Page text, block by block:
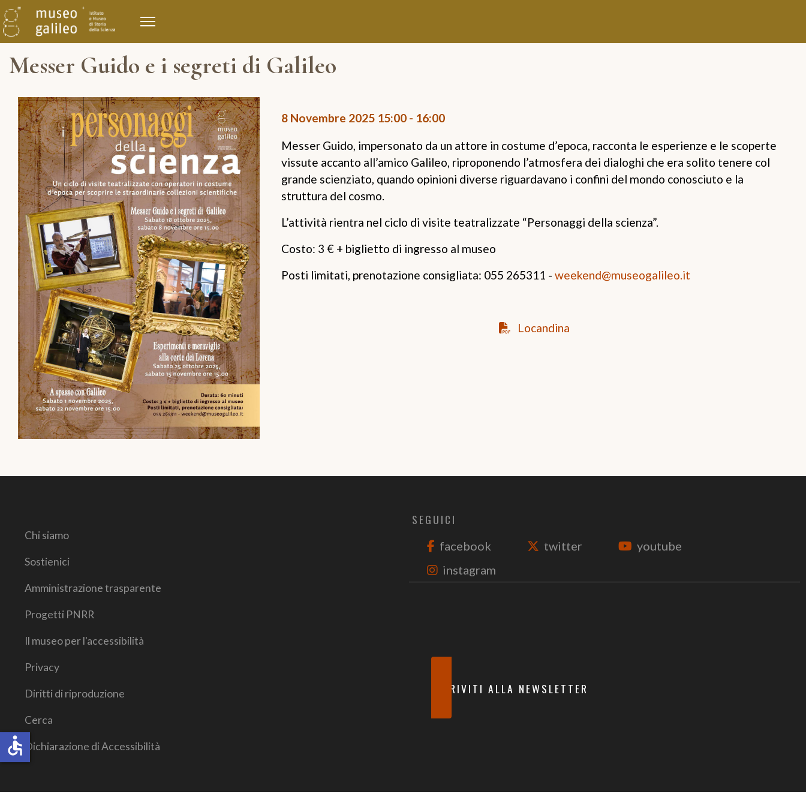
Messer Guido e i segreti di Galileo
8 Novembre 2025 15:00 - 16:00
Messer Guido, impersonato da un attore in costume d’epoca, racconta le esperienze e le scoperte
vissute accanto all’amico Galileo, riproponendo l’atmosfera dei dialoghi che era solito tenere col
grande scienziato, quando opinioni diverse riguardavano i confini del mondo conosciuto e la
struttura del cosmo.
L’attività rientra nel ciclo di visite teatralizzate “Personaggi della scienza”.
Costo: 3 € + biglietto di ingresso al museo
Posti limitati, prenotazione consigliata: 055 265311 - weekend@museogalileo.it
Locandina
Chi siamo
Sostienici
Amministrazione trasparente
Progetti PNRR
Il museo per l'accessibilità
Privacy
Diritti di riproduzione
Cerca
Dichiarazione di Accessibilità
SEGUICI
facebook twitter
youtube
instagram
ISCRIVITI ALLA NEWSLETTER
accessible